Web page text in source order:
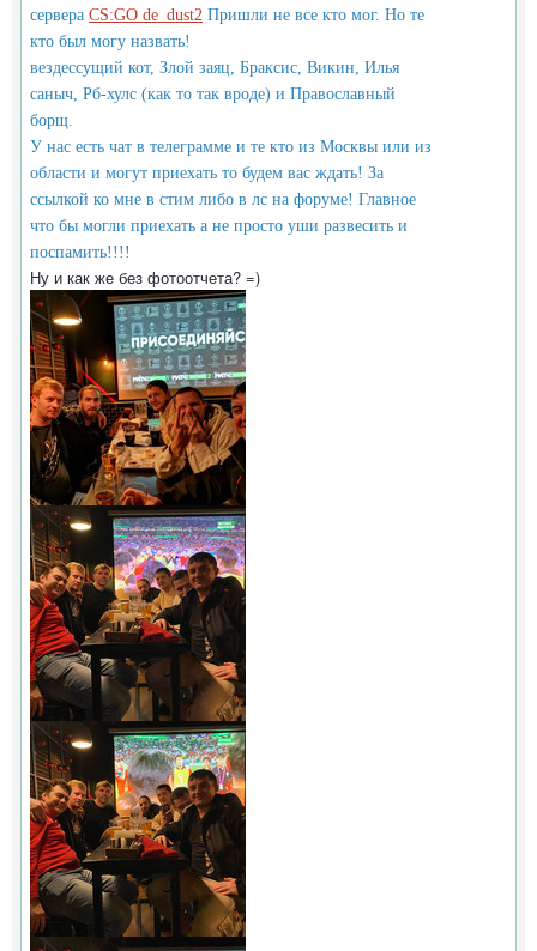
сервера CS:GO de_dust2 Пришли не все кто мог. Но те
кто был могу назвать!
вездессущий кот, Злой заяц, Браксис, Викин, Илья
саныч, Рб-хулс (как то так вроде) и Православный
борщ.
У нас есть чат в телеграмме и те кто из Москвы или из
области и могут приехать то будем вас ждать! За
ссылкой ко мне в стим либо в лс на форуме! Главное
что бы могли приехать а не просто уши развесить и
поспамить!!!!
Ну и как же без фотоотчета? =)